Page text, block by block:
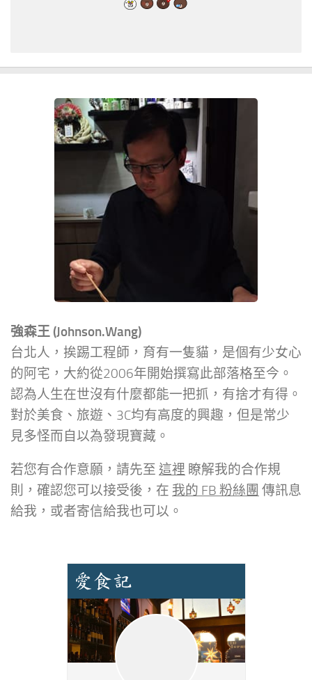
強森王 (Johnson.Wang)
台北人，挨踢工程師，育有一隻貓，是個有少女心
的阿宅，大約從2006年開始撰寫此部落格至今。
認為人生在世沒有什麼都能一把抓，有捨才有得。
對於美食、旅遊、3C均有高度的興趣，但是常少
見多怪而自以為發現寶藏。
若您有合作意願，請先至 這裡 瞭解我的合作規
則，確認您可以接受後，在 我的 FB 粉絲團 傳訊息
給我，或者寄信給我也可以。